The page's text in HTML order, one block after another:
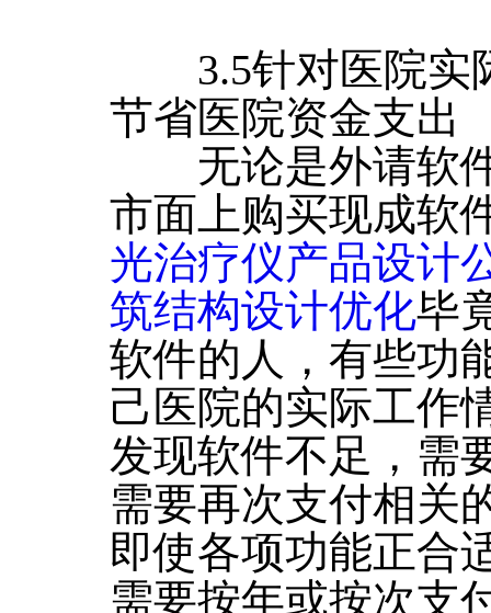
3.5针对医院实
节省医院资金支出
无论是外请软件
市面上购买现成软
光治疗仪产品设计
筑结构设计优化毕
软件的人，有些功
己医院的实际工作
发现软件不足，需
需要再次支付相关
即使各项功能正合
需要按年或按次支